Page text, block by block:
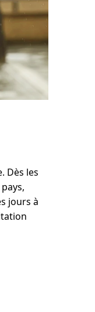
Dès les
jours à